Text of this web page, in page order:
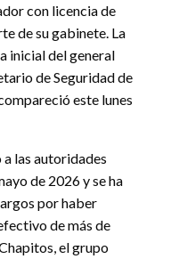
con licencia de
de su gabinete. La
inicial del general
de Seguridad de
este lunes
a las autoridades
de 2026 y se ha
por haber
de más de
el grupo